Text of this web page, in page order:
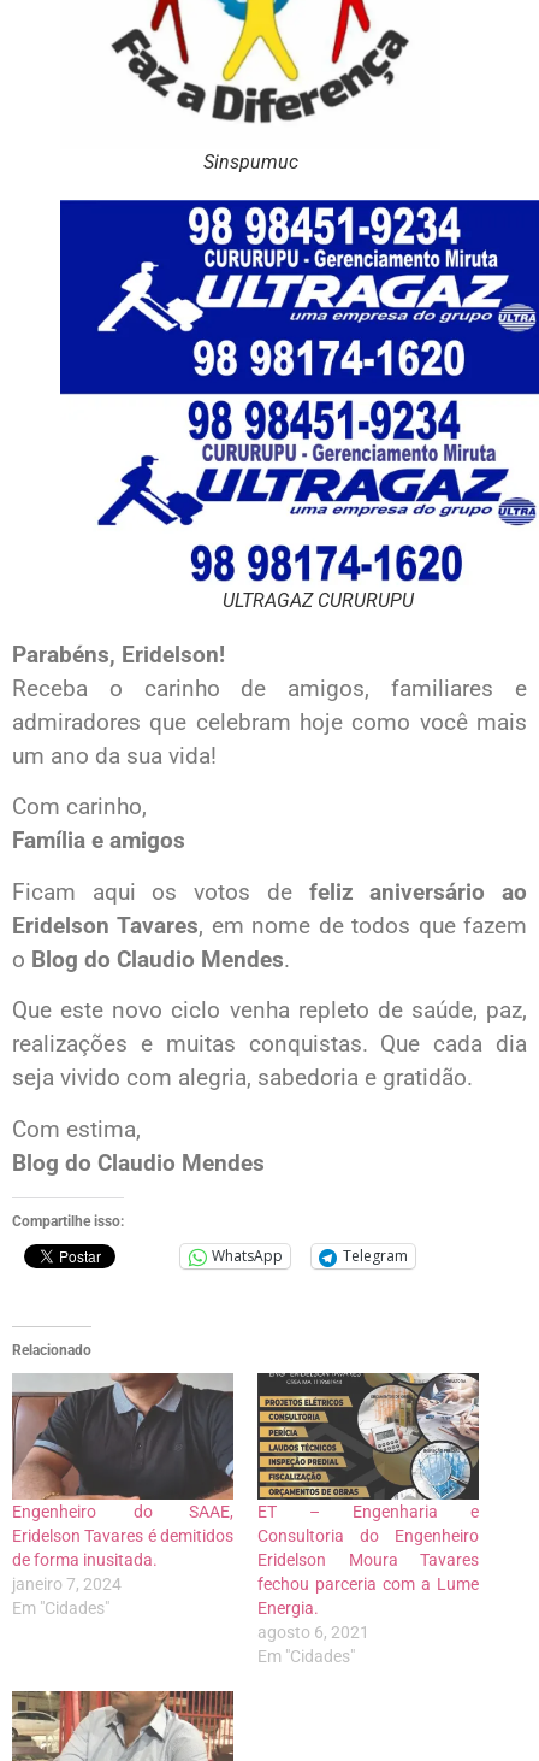
Sinspumuc
ULTRAGAZ CURURUPU
Parabéns, Eridelson!
Receba o carinho de amigos, familiares e
admiradores que celebram hoje como você mais
um ano da sua vida!
Com carinho,
Família e amigos
Ficam aqui os votos de feliz aniversário ao
Eridelson Tavares, em nome de todos que fazem
o Blog do Claudio Mendes.
Que este novo ciclo venha repleto de saúde, paz,
realizações e muitas conquistas. Que cada dia
seja vivido com alegria, sabedoria e gratidão.
Com estima,
Blog do Claudio Mendes
Compartilhe isso:
WhatsApp Telegram
Relacionado
Engenheiro do SAAE,
Eridelson Tavares é demitidos
de forma inusitada.
janeiro 7, 2024
Em "Cidades"
ET – Engenharia e
Consultoria do Engenheiro
Eridelson Moura Tavares
fechou parceria com a Lume
Energia.
agosto 6, 2021
Em "Cidades"